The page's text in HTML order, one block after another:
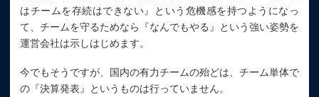
はチームを存続はできない』という危機感を持つようになっ
て、チームを守るためなら『なんでもやる』という強い姿勢を
運営会社は示しはじめます。
今でもそうですが、国内の有力チームの殆どは、チーム単体で
の『決算発表』というものは行っていません。